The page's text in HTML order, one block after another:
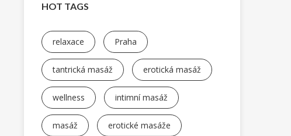
HOT TAGS
relaxace Praha
tantrická masáž erotická masáž
wellness intimní masáž
masáž erotické masáže